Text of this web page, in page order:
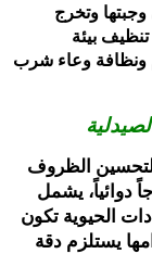
وتخرج
بيئة
ونظافة وعاء شرب
لتحسين الظروف
دوائياً، يشمل
الحيوية تكون
يستلزم دقة